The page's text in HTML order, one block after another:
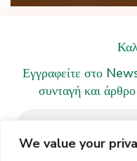
We value your
Εγγραφείτε στο
συνταγή και